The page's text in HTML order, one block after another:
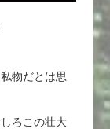
物だとは思
ろこの壮大